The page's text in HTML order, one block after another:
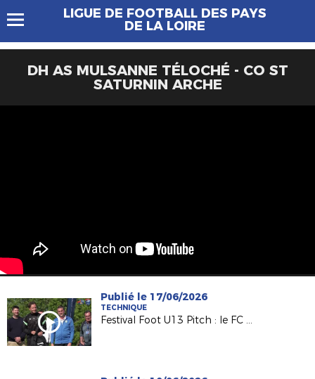
LIGUE DE FOOTBALL DES PAYS
DE LA LOIRE
DH AS MULSANNE TÉLOCHÉ - CO ST
SATURNIN ARCHE
Publié le 17/06/2026
TECHNIQUE
Festival Foot U13 Pitch : le FC Chalonnes Chaudefonds club support à l'organisation